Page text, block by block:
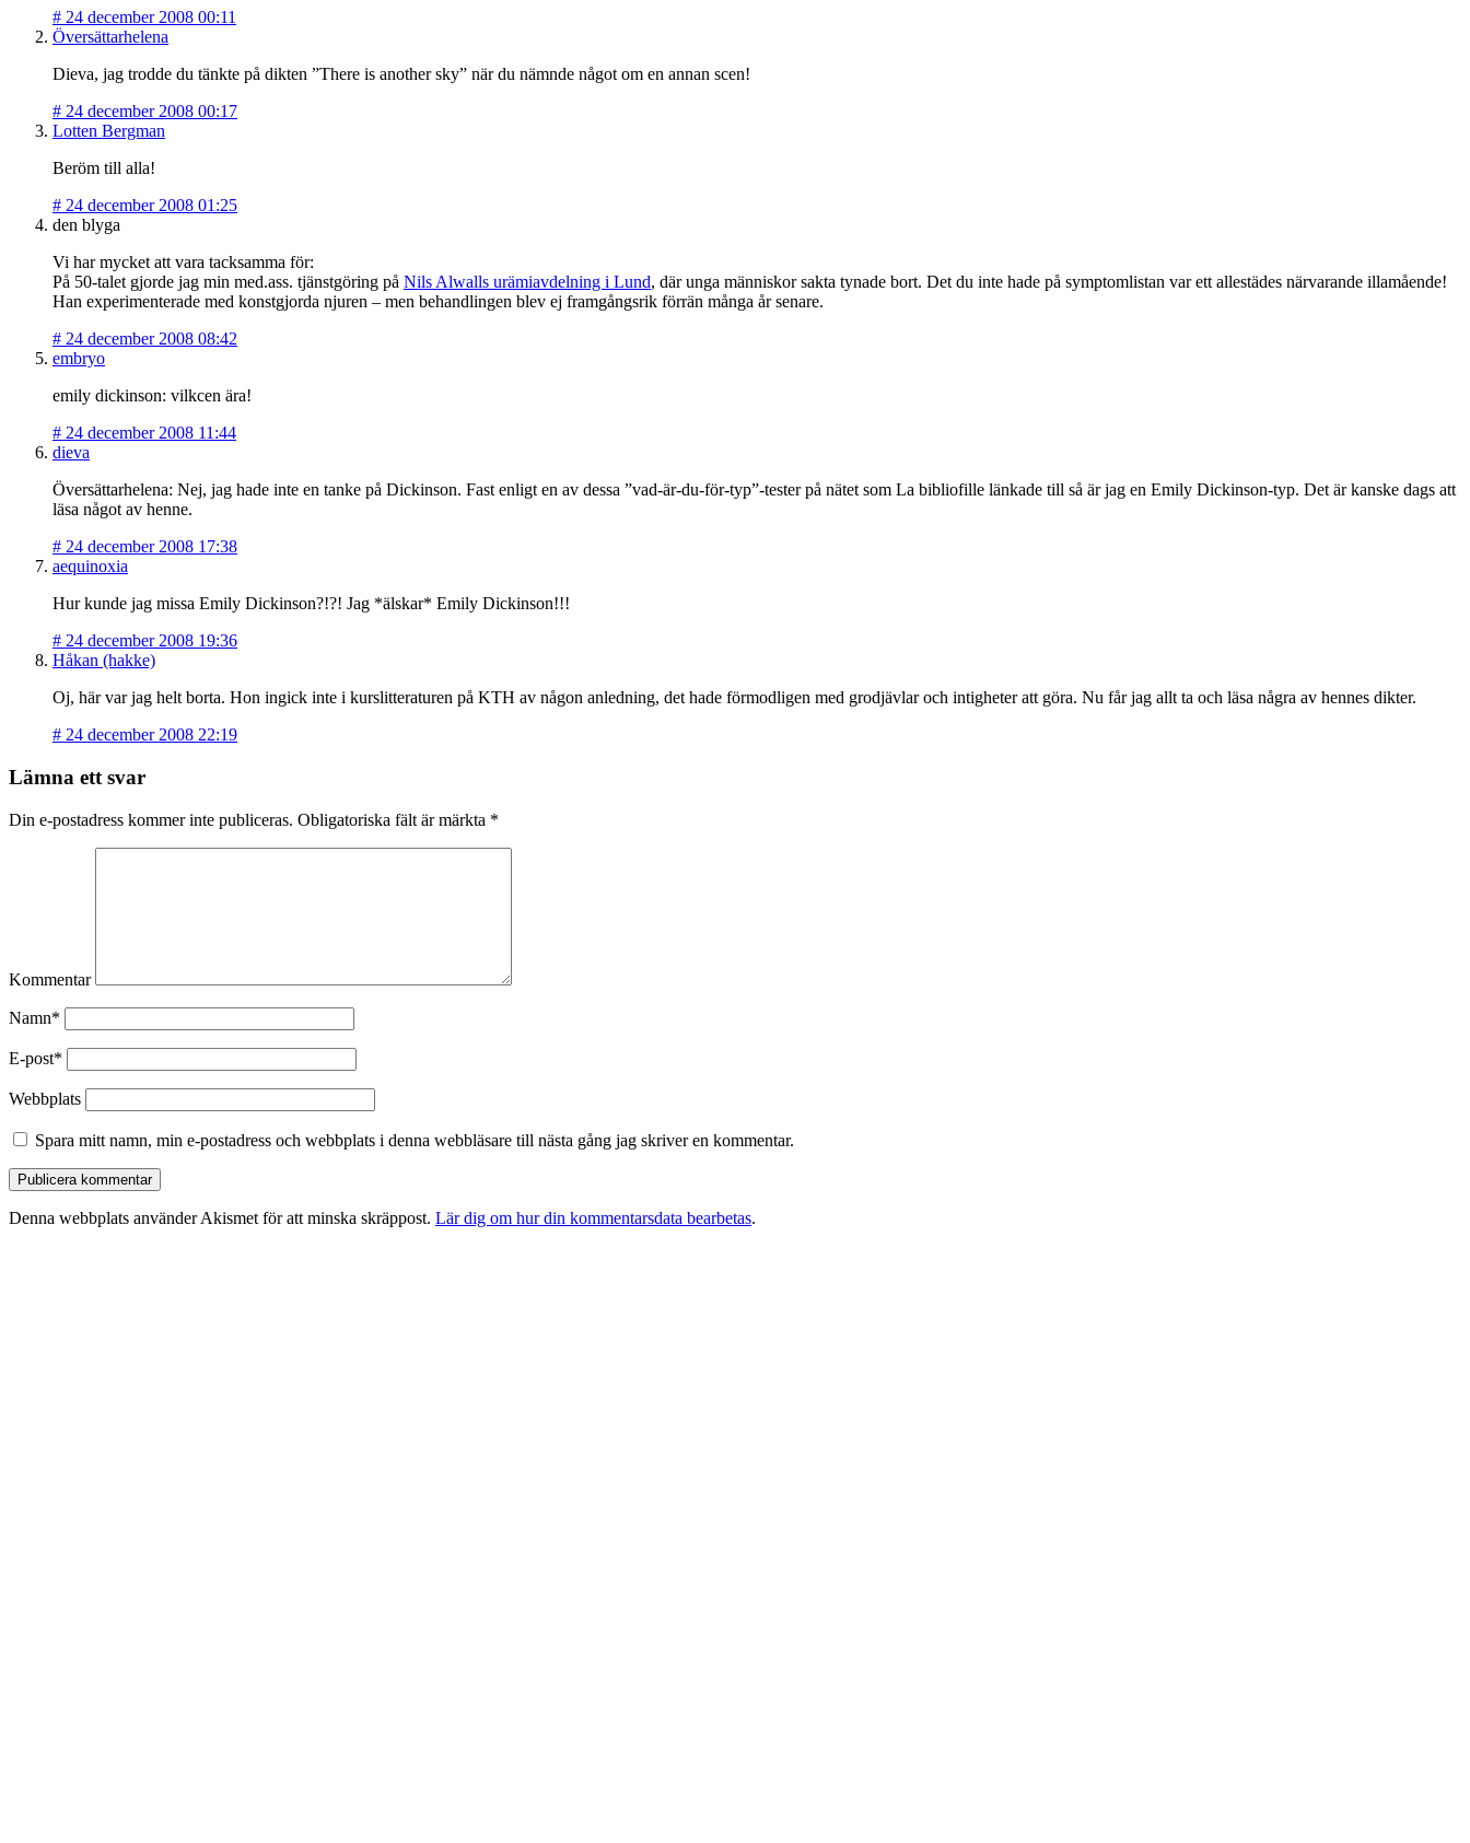
# 24 december 2008 00:11
Översättarhelena
Dieva, jag trodde du tänkte på dikten ”There is another sky” när du nämnde något om en annan scen!
# 24 december 2008 00:17
Lotten Bergman
Beröm till alla!
# 24 december 2008 01:25
den blyga
Vi har mycket att vara tacksamma för:
På 50-talet gjorde jag min med.ass. tjänstgöring på Nils Alwalls urämiavdelning i Lund, där unga människor sakta tynade bort. Det du inte hade på symptomlistan var ett allestädes närvarande illamående!
Han experimenterade med konstgjorda njuren – men behandlingen blev ej framgångsrik förrän många år senare.
# 24 december 2008 08:42
embryo
emily dickinson: vilkcen ära!
# 24 december 2008 11:44
dieva
Översättarhelena: Nej, jag hade inte en tanke på Dickinson. Fast enligt en av dessa ”vad-är-du-för-typ”-tester på nätet som La bibliofille länkade till så är jag en Emily Dickinson-typ. Det är kanske dags att
läsa något av henne.
# 24 december 2008 17:38
aequinoxia
Hur kunde jag missa Emily Dickinson?!?! Jag *älskar* Emily Dickinson!!!
# 24 december 2008 19:36
Håkan (hakke)
Oj, här var jag helt borta. Hon ingick inte i kurslitteraturen på KTH av någon anledning, det hade förmodligen med grodjävlar och intigheter att göra. Nu får jag allt ta och läsa några av hennes dikter.
# 24 december 2008 22:19
Lämna ett svar
Din e-postadress kommer inte publiceras. Obligatoriska fält är märkta *
Kommentar
Namn*
E-post*
Webbplats
Spara mitt namn, min e-postadress och webbplats i denna webbläsare till nästa gång jag skriver en kommentar.
Denna webbplats använder Akismet för att minska skräppost. Lär dig om hur din kommentarsdata bearbetas.